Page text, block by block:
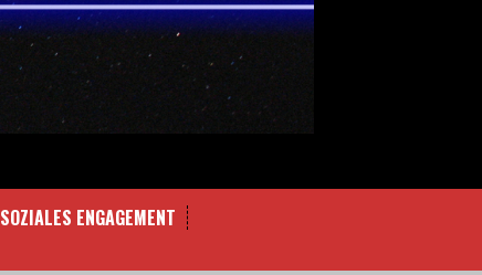
SOZIALES ENGAGEMENT